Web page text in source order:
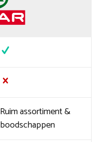
Ruim assortiment &
boodschappen